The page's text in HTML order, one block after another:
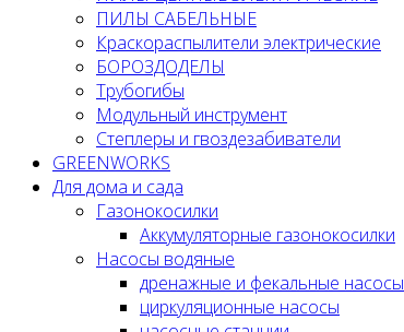
ПИЛЫ САБЕЛЬНЫЕ
Краскораспылители электрические
БОРОЗДОДЕЛЫ
Трубогибы
Модульный инструмент
Степлеры и гвоздезабиватели
GREENWORKS
Для дома и сада
Газонокосилки
Аккумуляторные газонокосилки
Насосы водяные
дренажные и фекальные насосы
циркуляционные насосы